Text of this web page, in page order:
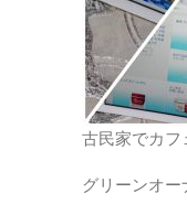
古民家でカフ
グリーンオー